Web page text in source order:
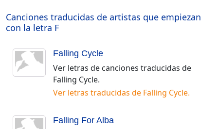
Canciones traducidas de artistas que empiezan
con la letra F
Falling Cycle
Ver letras de canciones traducidas de
Falling Cycle.
Ver letras traducidas de Falling Cycle.
Falling For Alba